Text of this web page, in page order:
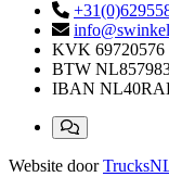
KVK 69720576
BTW
IBAN
Website door